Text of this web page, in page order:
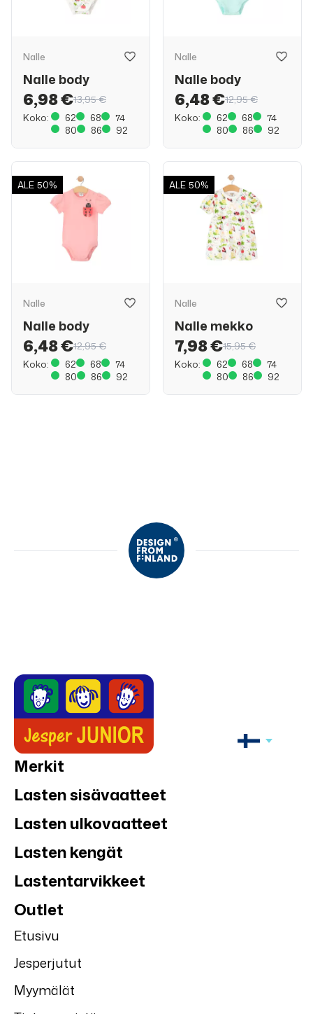
Nalle
Nalle body
6,98 €13,95 €
Koko:
62 68
74
80
86 92
Nalle
Nalle body
6,48 €12,95 €
Koko:
62 68
74
80
86 92
ALE 50%
Nalle
Nalle body
6,48 €12,95 €
Koko:
62 68
74
80
86 92
ALE 50%
Nalle
Nalle mekko
7,98 €15,95 €
Koko:
62 68
74
80
86 92
Merkit
Lasten sisävaatteet
Lasten ulkovaatteet
Lasten kengät
Lastentarvikkeet
Outlet
Etusivu
Jesperjutut
Myymälät